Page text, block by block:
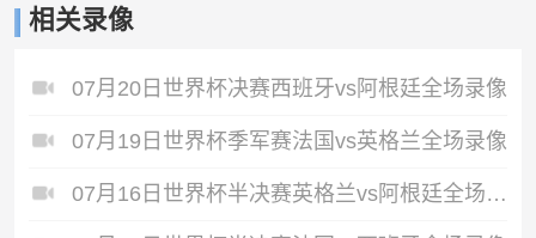
相关录像
07月20日世界杯决赛西班牙vs阿根廷全场录像
07月19日世界杯季军赛法国vs英格兰全场录像
07月16日世界杯半决赛英格兰vs阿根廷全场录像